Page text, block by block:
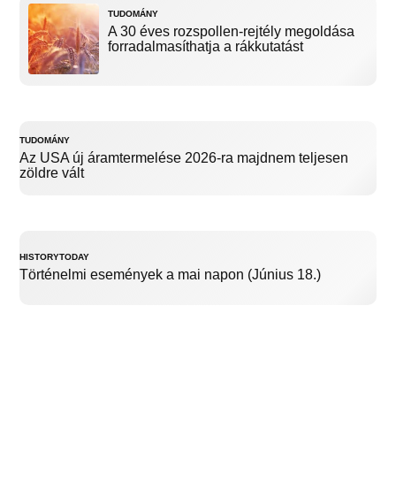
TUDOMÁNY
A 30 éves rozspollen-rejtély megoldása
forradalmasíthatja a rákkutatást
TUDOMÁNY
Az USA új áramtermelése 2026-ra majdnem teljesen
zöldre vált
HISTORYTODAY
Történelmi események a mai napon (Június 18.)